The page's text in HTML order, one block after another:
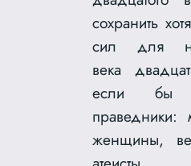
сохранить
сил для
века
если
женщины,